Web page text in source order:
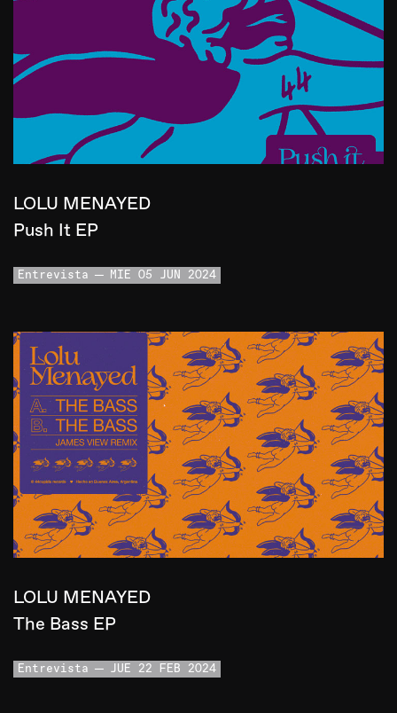
LOLU MENAYED
Push It EP
Entrevista MIE 05 JUN 2024
LOLU MENAYED
The Bass EP
Entrevista JUE 22 FEB 2024